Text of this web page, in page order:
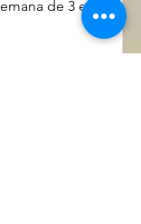
de 3 e 4 de